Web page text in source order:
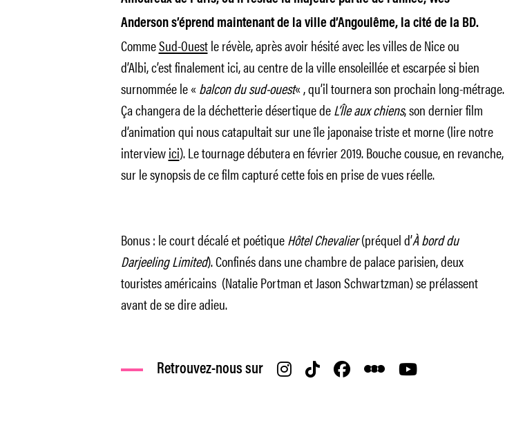
Anderson s’éprend maintenant de la ville d’Angoulême, la cité de la BD.
CommeSud-Ouestle révèle, après avoir hésité avec les villes de Nice ou
d’Albi, c’est finalement ici, au centre de la ville ensoleillée et escarpée si bien
surnommée le «balcon du sud-ouest« , qu’il tournera son prochain long-métrage.
Ça changera de la déchetterie désertique deL’Île aux chiens, son dernier film
d’animation qui nous catapultait sur une île japonaise triste et morne (lire notre
interviewici). Le tournage débutera en février 2019. Bouche cousue, en revanche,
sur le synopsis de ce film capturé cette fois en prise de vues réelle.
Bonus : le court décalé et poétiqueHôtel Chevalier(préquel d’À bord du
Darjeeling Limited). Confinés dans une chambre de palace parisien, deux
touristes américains (Natalie Portman et Jason Schwartzman) se prélassent
avant de se dire adieu.
Retrouvez-nous sur